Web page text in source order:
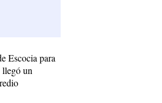
Escocia para
un